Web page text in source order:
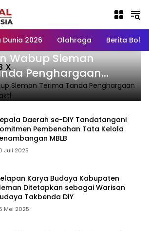
Dunia 2026 Olahraga Berita Bola
X
Wabup Sleman
Penghargaan
Bakti
Daerah se-DIY Tandatangani
Pembenahan Tata Kelola
MBLB
Juli 2025
Karya Budaya Kabupaten
Ditetapkan sebagai Warisan
Takbenda DIY
Mei 2025